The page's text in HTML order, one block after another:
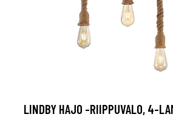
LINDBY HAJO -RIIPPUVALO, 4-